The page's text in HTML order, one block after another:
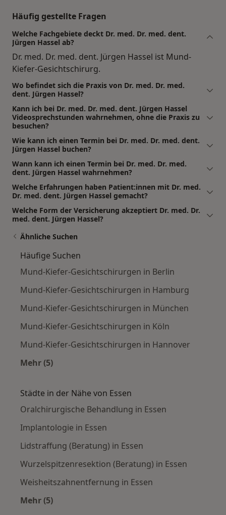
Häufig gestellte Fragen
Welche Fachgebiete deckt Dr. med. Dr. med. dent.
Jürgen Hassel ab?
Dr. med. Dr. med. dent. Jürgen Hassel ist Mund-
Kiefer-Gesichtschirurg.
Wo befindet sich die Praxis von Dr. med. Dr. med.
dent. Jürgen Hassel?
Kann ich bei Dr. med. Dr. med. dent. Jürgen Hassel
Videosprechstunden wahrnehmen, ohne die Praxis zu
besuchen?
Wie kann ich einen Termin bei Dr. med. Dr. med. dent.
Jürgen Hassel buchen?
Wann kann ich einen Termin bei Dr. med. Dr. med.
dent. Jürgen Hassel wahrnehmen?
Welche Erfahrungen haben Patient:innen mit Dr. med.
Dr. med. dent. Jürgen Hassel gemacht?
Welche Form der Versicherung akzeptiert Dr. med. Dr.
med. dent. Jürgen Hassel?
Ähnliche Suchen
Häufige Suchen
Mund-Kiefer-Gesichtschirurgen in Berlin
Mund-Kiefer-Gesichtschirurgen in Hamburg
Mund-Kiefer-Gesichtschirurgen in München
Mund-Kiefer-Gesichtschirurgen in Köln
Mund-Kiefer-Gesichtschirurgen in Hannover
Mehr (5)
Städte in der Nähe von Essen
Oralchirurgische Behandlung in Essen
Implantologie in Essen
Lidstraffung (Beratung) in Essen
Wurzelspitzenresektion (Beratung) in Essen
Weisheitszahnentfernung in Essen
Mehr (5)